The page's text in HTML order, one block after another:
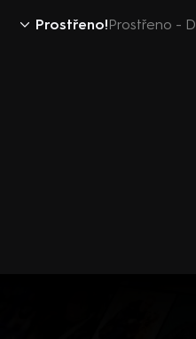
Prostřeno!Prostřeno -